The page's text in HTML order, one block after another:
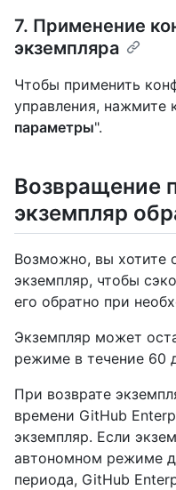
7. Применение
экземпляра
Чтобы применить
управления, нажмите
параметры".
Возвращение
экземпляр
Возможно, вы хотите
экземпляр, чтобы
его обратно при
Экземпляр может
режиме в течение 60
При возврате
времени GitHub
экземпляр. Если
автономном режиме
периода, GitHub